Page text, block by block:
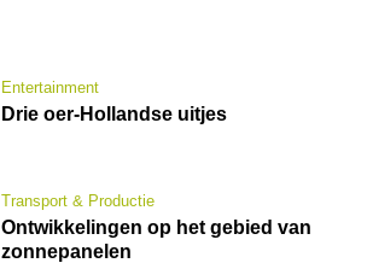
Entertainment
Drie oer-Hollandse uitjes
Transport & Productie
Ontwikkelingen op het gebied van
zonnepanelen